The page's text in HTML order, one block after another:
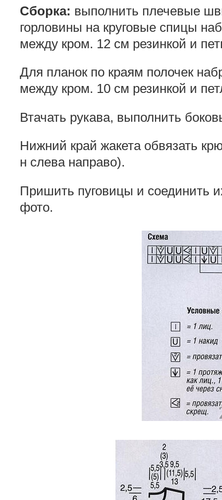
Сборка: выполнить плечевые
горловины на круговые спицы
между кром. 12 см резинкой и
Для планок по краям полочек
между кром. 10 см резинкой и
Втачать рукава, выполнить
Нижний край жакета обвязать
н слева направо).
Пришить пуговицы и соединить
фото.